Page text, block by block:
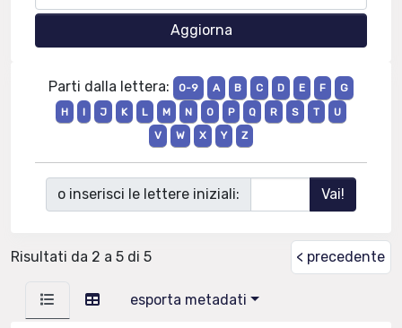
Parti dalla lettera: 0-9 A B C D E F
G
H
I J K L M N O P Q R S T
U
V
W X Y Z
o inserisci le lettere iniziali:
Risultati da 2 a 5 di 5 < precedente
esporta metadati